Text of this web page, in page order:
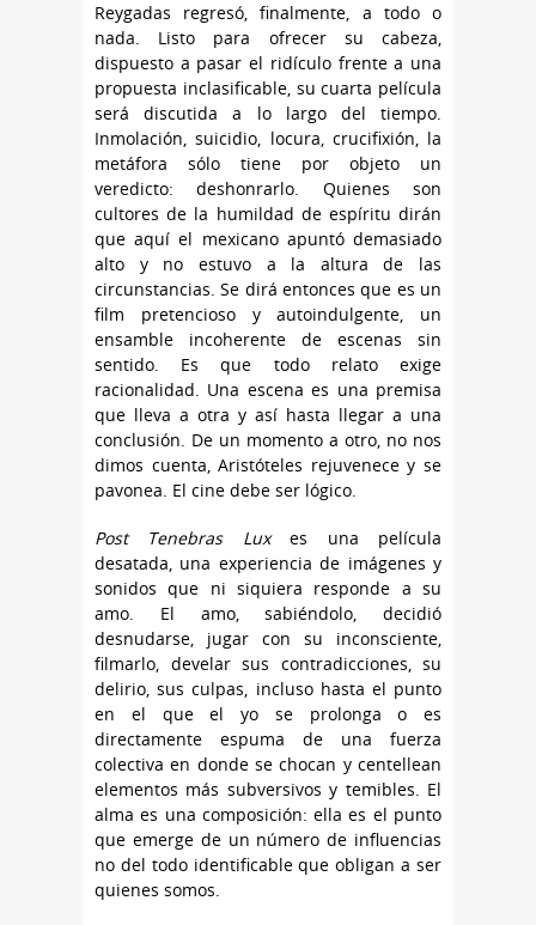
Reygadas regresó, finalmente, a todo o
nada. Listo para ofrecer su cabeza,
dispuesto a pasar el ridículo frente a una
propuesta inclasificable, su cuarta película
será discutida a lo largo del tiempo.
Inmolación, suicidio, locura, crucifixión, la
metáfora sólo tiene por objeto un
veredicto: deshonrarlo. Quienes son
cultores de la humildad de espíritu dirán
que aquí el mexicano apuntó demasiado
alto y no estuvo a la altura de las
circunstancias. Se dirá entonces que es un
film pretencioso y autoindulgente, un
ensamble incoherente de escenas sin
sentido. Es que todo relato exige
racionalidad. Una escena es una premisa
que lleva a otra y así hasta llegar a una
conclusión. De un momento a otro, no nos
dimos cuenta, Aristóteles rejuvenece y se
pavonea. El cine debe ser lógico.
Post Tenebras Luxes una película
desatada, una experiencia de imágenes y
sonidos que ni siquiera responde a su
amo. El amo, sabiéndolo, decidió
desnudarse, jugar con su inconsciente,
filmarlo, develar sus contradicciones, su
delirio, sus culpas, incluso hasta el punto
en el que el yo se prolonga o es
directamente espuma de una fuerza
colectiva en donde se chocan y centellean
elementos más subversivos y temibles. El
alma es una composición: ella es el punto
que emerge de un número de influencias
no del todo identificable que obligan a ser
quienes somos.